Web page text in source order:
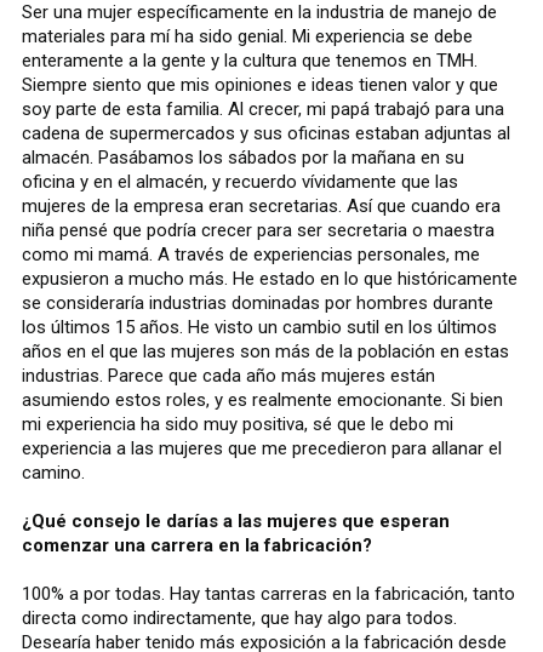
Ser una mujer específicamente en la industria de manejo de
materiales para mí ha sido genial. Mi experiencia se debe
enteramente a la gente y la cultura que tenemos en TMH.
Siempre siento que mis opiniones e ideas tienen valor y que
soy parte de esta familia. Al crecer, mi papá trabajó para una
cadena de supermercados y sus oficinas estaban adjuntas al
almacén. Pasábamos los sábados por la mañana en su
oficina y en el almacén, y recuerdo vívidamente que las
mujeres de la empresa eran secretarias. Así que cuando era
niña pensé que podría crecer para ser secretaria o maestra
como mi mamá. A través de experiencias personales, me
expusieron a mucho más. He estado en lo que históricamente
se consideraría industrias dominadas por hombres durante
los últimos 15 años. He visto un cambio sutil en los últimos
años en el que las mujeres son más de la población en estas
industrias. Parece que cada año más mujeres están
asumiendo estos roles, y es realmente emocionante. Si bien
mi experiencia ha sido muy positiva, sé que le debo mi
experiencia a las mujeres que me precedieron para allanar el
camino.
¿Qué consejo le darías a las mujeres que esperan
comenzar una carrera en la fabricación?
100% a por todas. Hay tantas carreras en la fabricación, tanto
directa como indirectamente, que hay algo para todos.
Desearía haber tenido más exposición a la fabricación desde